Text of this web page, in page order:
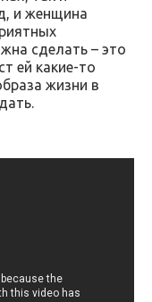
и женщина
сделать – это
ей какие-то
жизни в